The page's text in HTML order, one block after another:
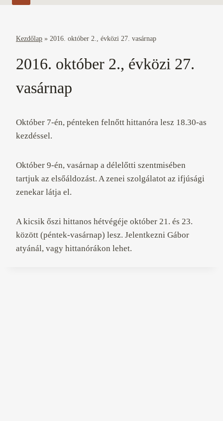
Kezdőlap » 2016. október 2., évközi 27. vasárnap
2016. október 2., évközi 27.
vasárnap
Október 7-én, pénteken felnőtt hittanóra lesz 18.30-as
kezdéssel.
Október 9-én, vasárnap a délelőtti szentmisében
tartjuk az elsőáldozást. A zenei szolgálatot az ifjúsági
zenekar látja el.
A kicsik őszi hittanos hétvégéje október 21. és 23.
között (péntek-vasárnap) lesz. Jelentkezni Gábor
atyánál, vagy hittanórákon lehet.